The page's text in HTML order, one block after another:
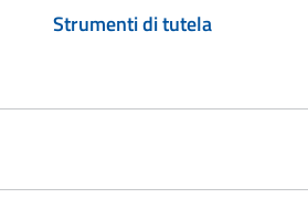
Strumenti di tutela